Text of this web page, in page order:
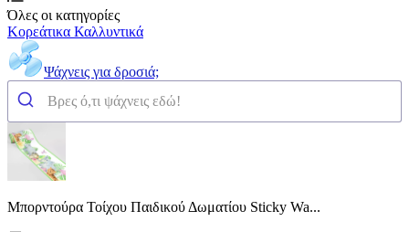
Όλες οι κατηγορίες
Κορεάτικα Καλλυντικά
Ψάχνεις για δροσιά;
Μπορντούρα Τοίχου Παιδικού Δωματίου Sticky Wa...